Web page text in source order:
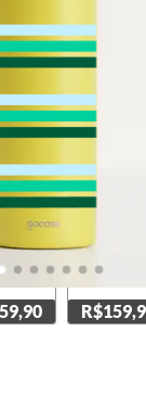
Off White